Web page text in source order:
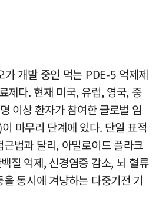
개발 중인 먹는 PDE-5 억제제
제다. 현재 미국, 유럽, 영국, 중
이상 환자가 참여한 글로벌 임
마무리 단계에 있다. 단일 표적
법과 달리, 아밀로이드 플라크
질 억제, 신경염증 감소, 뇌 혈류
동시에 겨냥하는 다중기전 기